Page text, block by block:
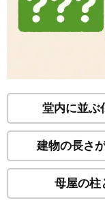
堂内に並ぶ
建物の長さ
母屋の柱